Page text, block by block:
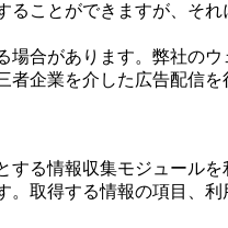
ことができますが、そ
合があります。弊社の
企業を介した広告配信
る情報収集モジュール
取得する情報の項目、